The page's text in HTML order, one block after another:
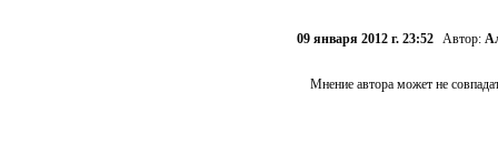
09 января 2012 г. 23:52 Автор:
Мнение автора может не